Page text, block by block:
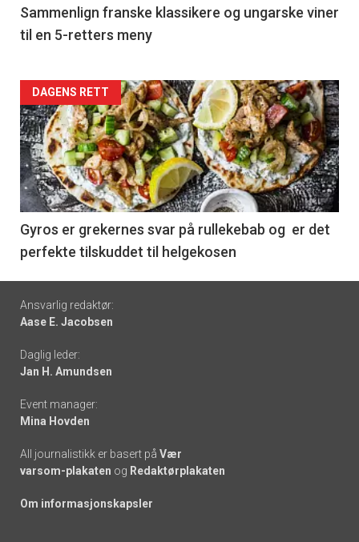
5
Sammenlign franske klassikere og ungarske viner
til en 5-retters meny
Forsiden
akkurat
nå
-
6
DAGENS RETT
Gyros er grekernes svar på rullekebab og er det
perfekte tilskuddet til helgekosen
Footer
-
links
Ansvarlig redaktør:
Aase E. Jacobsen
Daglig leder:
Jan H. Amundsen
Event manager:
Mina Hovden
All journalistikk er basert på Vær
varsom-plakaten og Redaktørplakaten
Om informasjonskapsler